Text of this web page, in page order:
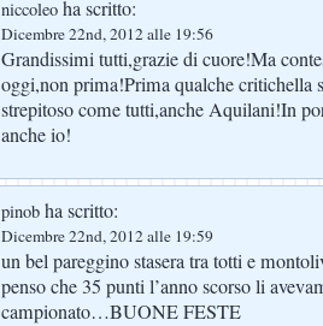
niccoleo ha scritto:
Dicembre 22nd, 2012 alle 19:56
Grandissimi tutti,grazie di cuore!Ma
oggi,non prima!Prima qualche critichella
strepitoso come tutti,anche Aquilani!In
anche io!
pinob ha scritto:
Dicembre 22nd, 2012 alle 19:59
un bel pareggino stasera tra totti e
penso che 35 punti l’anno scorso li
campionato…BUONE FESTE